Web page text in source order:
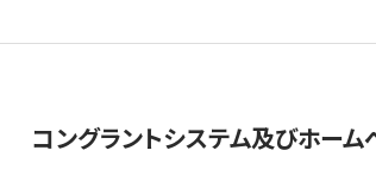
コングラントシステム及びホー